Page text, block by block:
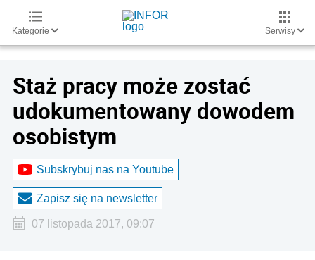
Kategorie Serwisy
Staż pracy może zostać
udokumentowany dowodem
osobistym
Subskrybuj nas na Youtube
Zapisz się na newsletter
07 listopada 2017, 09:07